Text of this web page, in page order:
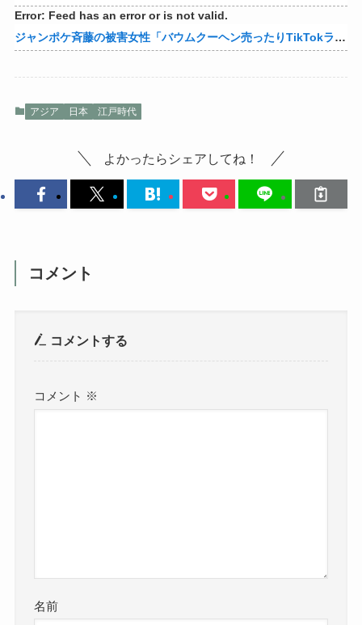
Error: Feed has an error or is not valid.
ジャンポケ斉藤の被害女性「バウムクーヘン売ったりTikTokライブしててムカついたから示談しなかった」
アジア 日本 江戸時代
よかったらシェアしてね！
コメント
コメントする
コメント ※
名前